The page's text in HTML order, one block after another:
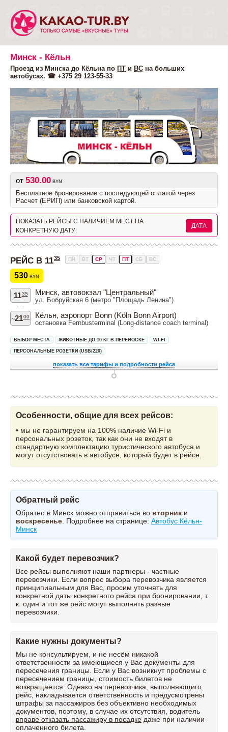
Минск - Кёльн
Проезд из Минска до Кёльна по ПТ и ВС на больших
автобусах. ☎ +375 29 123-55-33
от 530.00 BYN
Бесплатное бронирование с последующей оплатой через
Расчет (ЕРИП) или банковской картой.
ПОКАЗАТЬ РЕЙСЫ C НАЛИЧИЕМ МЕСТ НА
КОНКРЕТНУЮ ДАТУ:
ДАТА
РЕЙС В 1135 ПН ВТ CР ЧТ ПТ СБ ВС
530 BYN
1135 Минск, автовокзал "Центральный"
ул. Бобруйская 6 (метро "Площадь Ленина")
- - -
~2100 Кёльн, аэропорт Bonn (Köln Bonn Airport)
остановка Fernbusterminal (Long-distance coach terminal)
ВЫБОР МЕСТА ЖИВОТНЫЕ ДО 10 КГ В ПЕРЕНОСКЕ WI-FI
ПЕРСОНАЛЬНЫЕ РОЗЕТКИ (USB/220)
показать все тарифы и подробности рейса
Особенности, общие для всех рейсов:
• мы не гарантируем на 100% наличие Wi-Fi и
персональных розеток, так как они не входят в
стандартную комплектацию туристического автобуса и
могут отсутствовать в автобусе, который будет в рейсе.
Обратный рейс
Обратно в Минск можно отправиться во вторник и
воскресенье . Подробнее на странице: Автобус Кёльн-
Минск
Какой будет перевозчик?
Все рейсы выполняют наши партнеры - частные
перевозчики. Если вопрос выбора перевозчика является
принципиальным для Вас, просим уточнять для
конкретной даты конкретного рейса при бронировании, т.
к. один и тот же рейс могут выполнять разные
перевозчики.
Какие нужны документы?
Мы не консультируем, и не несём никакой
ответственности за имеющиеся у Вас документы для
пересечения границы. Если у Вас возникнут проблемы с
пересечением границы, стоимость билетов не
возвращается. Однако на перевозчика, выполняющиго
рейс, накладывается ответственность и предусмотрены
штрафы за пассажиров без объективно необходимых
документов, поэтому, в случае их отсутствия, водитель
вправе отказать пассажиру в посадке даже при наличии
оплаченного билета.